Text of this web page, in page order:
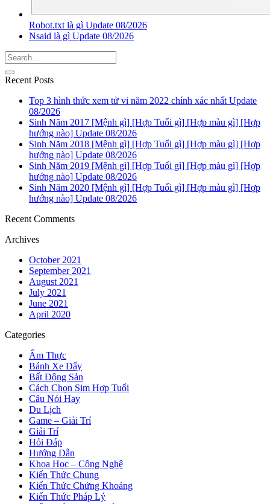
Robot.txt là gì Update 08/2026
Nsaid là gì Update 08/2026
Recent Posts
Top 3 hình thức xem tử vi năm 2022 chính xác nhất Update
08/2026
Sinh Năm 2017 [Mệnh gì] [Hợp Tuổi gì] [Hợp màu gì] [Hợp
hướng nào] Update 08/2026
Sinh Năm 2018 [Mệnh gì] [Hợp Tuổi gì] [Hợp màu gì] [Hợp
hướng nào] Update 08/2026
Sinh Năm 2019 [Mệnh gì] [Hợp Tuổi gì] [Hợp màu gì] [Hợp
hướng nào] Update 08/2026
Sinh Năm 2020 [Mệnh gì] [Hợp Tuổi gì] [Hợp màu gì] [Hợp
hướng nào] Update 08/2026
Recent Comments
Archives
October 2021
September 2021
August 2021
July 2021
June 2021
April 2020
Categories
Ẩm Thực
Bánh Xe Đẩy
Bất Động Sản
Cách Chọn Sim Hợp Tuổi
Câu Nói Hay
Du Lịch
Game – Giải Trí
Giải Trí
Hỏi Đáp
Hướng Dẫn
Khoa Học – Công Nghệ
Kiến Thức Chung
Kiến Thức Chứng Khoáng
Kiến Thức Pháp Lý